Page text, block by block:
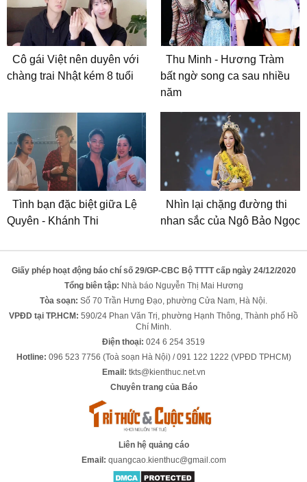
Cô gái Việt nên duyên với
chàng trai Nhật kém 8 tuổi
Thu Minh - Hương Tràm
bất ngờ song ca sau nhiều
năm
Tình bạn đặc biệt giữa Lệ
Quyên - Khánh Thi
Nhìn lại chặng đường thi
nhan sắc của Ngô Bảo Ngọc
Giấy phép hoạt động báo chí số 29/GP-CBC Bộ TTTT cấp ngày 24/12/2020
Tổng biên tập: Nhà báo Nguyễn Thị Mai Hương
Tòa soạn: Số 70 Trần Hưng Đạo, phường Cửa Nam, Hà Nội.
VPĐD tại TP.HCM: 590/24 Phan Văn Trị, phường Hạnh Thông, Thành phố Hồ
Chí Minh.
Điện thoại: 024 6 254 3519
Hotline: 096 523 7756 (Toà soạn Hà Nội) / 091 122 1222 (VPĐD TPHCM)
Email: tkts@kienthuc.net.vn
Chuyên trang của Báo
Liên hệ quảng cáo
Email: quangcao.kienthuc@gmail.com